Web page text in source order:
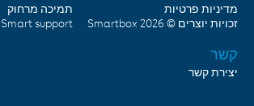
מדיניות פרטיות
זכויות יוצרים © 2026
Smartbox
תמיכה מרחוק
Smart support
קשר
יצירת קשר